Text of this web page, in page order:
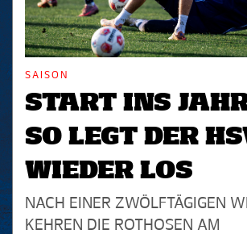
SAISON
START INS
SO LEGT DER
WIEDER LOS
NACH EINER ZWÖLF­TÄGIGEN
KEHREN DIE ROTHOSEN AM